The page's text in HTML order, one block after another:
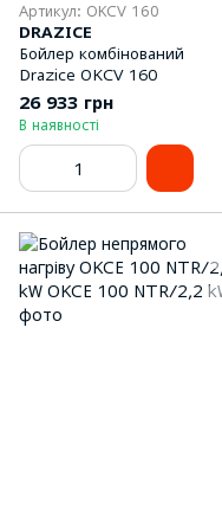
Артикул: OKCV 160
DRAZICE
Бойлер комбінований
Drazice OKCV 160
26 933 грн
В наявності